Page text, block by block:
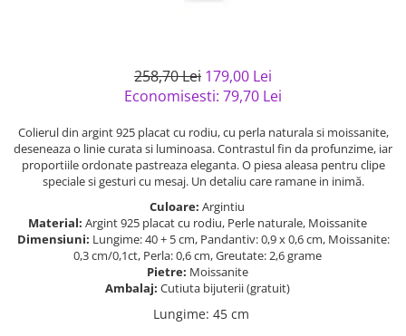
Solutii si lavete de curatare
258,70 Lei 179,00 Lei
Economisesti: 79,70 Lei
Colierul din argint 925 placat cu rodiu, cu perla naturala si moissanite,
deseneaza o linie curata si luminoasa. Contrastul fin da profunzime, iar
proportiile ordonate pastreaza eleganta. O piesa aleasa pentru clipe
speciale si gesturi cu mesaj. Un detaliu care ramane in inimă.
Culoare: Argintiu
Material: Argint 925 placat cu rodiu, Perle naturale, Moissanite
Dimensiuni: Lungime: 40 + 5 cm, Pandantiv: 0,9 x 0,6 cm, Moissanite:
0,3 cm/0,1ct, Perla: 0,6 cm, Greutate: 2,6 grame
Pietre: Moissanite
Ambalaj: Cutiuta bijuterii (gratuit)
Lungime: 45 cm